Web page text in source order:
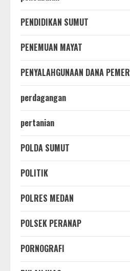
PENDIDIKAN SUMUT
PENEMUAN MAYAT
PENYALAHGUNAAN DANA
perdagangan
pertanian
POLDA SUMUT
POLITIK
POLRES MEDAN
POLSEK PERANAP
PORNOGRAFI